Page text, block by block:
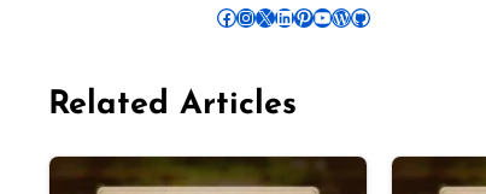
Follow Pradeep on Facebook Follow Pradeep on InstagramFollow Pradeep on X Follow Pradeep on LinkedIn Follow Pradeep on Pinterest Subscribe to Pradeep’s Youtube Channel Follow Pradeep on WordPress Follow Pradeep on GitHub
Related Articles